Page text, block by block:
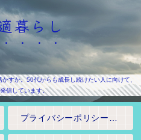
暮らし
すか。50代からも成長し続けたい人に向けて、
信しています。